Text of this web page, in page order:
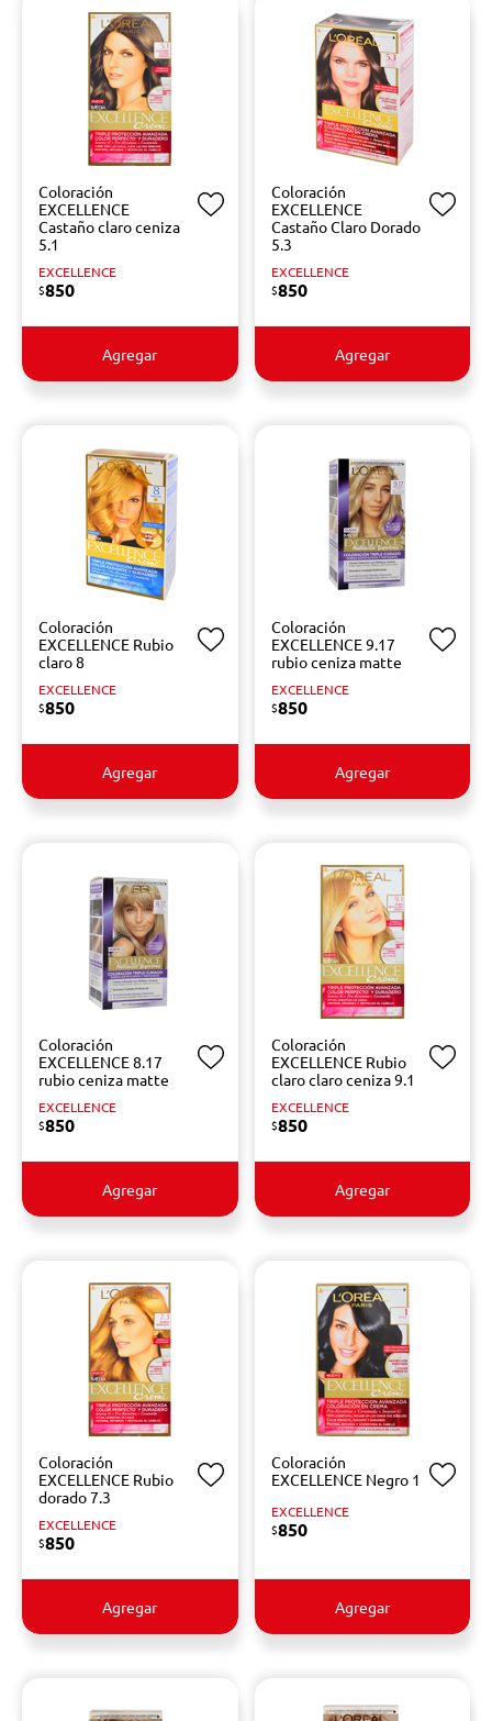
Coloración
EXCELLENCE
Castaño claro ceniza
5.1
EXCELLENCE
$850
Agregar
Coloración
EXCELLENCE
Castaño Claro Dorado
5.3
EXCELLENCE
$850
Agregar
Coloración
EXCELLENCE Rubio
claro 8
EXCELLENCE
$850
Agregar
Coloración
EXCELLENCE 9.17
rubio ceniza matte
EXCELLENCE
$850
Agregar
Coloración
EXCELLENCE 8.17
rubio ceniza matte
EXCELLENCE
$850
Agregar
Coloración
EXCELLENCE Rubio
claro claro ceniza 9.1
EXCELLENCE
$850
Agregar
Coloración
EXCELLENCE Rubio
dorado 7.3
EXCELLENCE
$850
Agregar
Coloración
EXCELLENCE Negro 1
EXCELLENCE
$850
Agregar